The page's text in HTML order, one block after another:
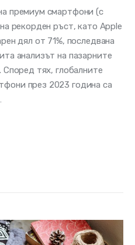
премиум смартфони (с
рекорден ръст, като Apple
дял от 71%, последвана
анализът на пазарните
тях, глобалните
през 2023 година са